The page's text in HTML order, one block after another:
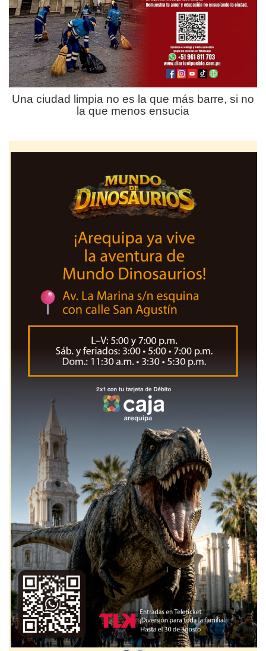
Una ciudad limpia no es la que más barre, si no
la que menos ensucia